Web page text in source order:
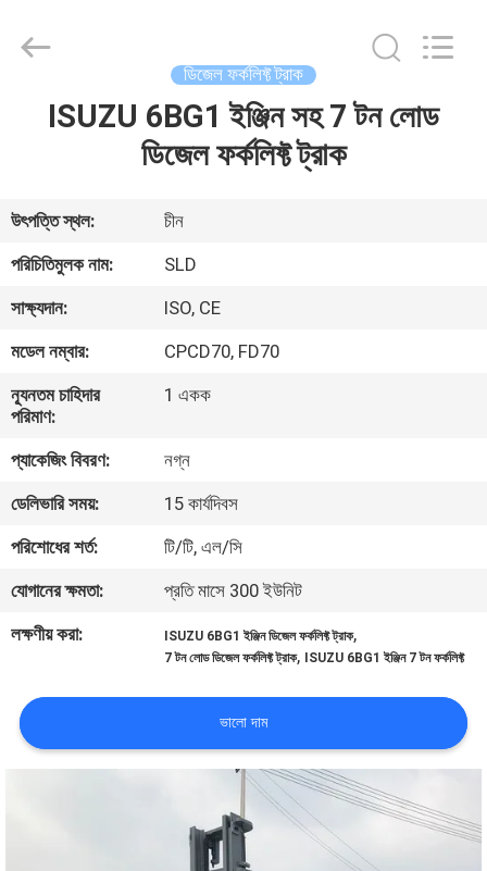
আমাদের
সম্পর্কে
কারখানা
ভ্রমণ
মান
নিয়ন্ত্রণ
সাইট
ম্যাপ
PRIVACY
POLICY
ডিজেল ফর্কলিফ্ট ট্রাক
ISUZU 6BG1 ইঞ্জিন সহ 7 টন লোড
ডিজেল ফর্কলিফ্ট ট্রাক
উৎপত্তি স্থল:
চীন
পরিচিতিমুলক নাম:
SLD
সাক্ষ্যদান:
ISO, CE
মডেল নম্বার:
CPCD70, FD70
ন্যূনতম চাহিদার
পরিমাণ:
1 একক
প্যাকেজিং বিবরণ:
নগ্ন
ডেলিভারি সময়:
15 কার্যদিবস
পরিশোধের শর্ত:
টি/টি, এল/সি
যোগানের ক্ষমতা:
প্রতি মাসে 300 ইউনিট
লক্ষণীয় করা:
ISUZU 6BG1 ইঞ্জিন ডিজেল ফর্কলিফ্ট ট্রাক,
7 টন লোড ডিজেল ফর্কলিফ্ট ট্রাক, ISUZU 6BG1 ইঞ্জিন 7 টন ফর্কলিফ্ট
ভালো দাম